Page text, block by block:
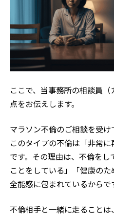
ここで、当事務所の相談員
点をお伝えします。
マラソン不倫のご相談を受け
このタイプの不倫は「非常
です。その理由は、不倫を
ことをしている」「健康の
全能感に包まれているからで
不倫相手と一緒に走ること